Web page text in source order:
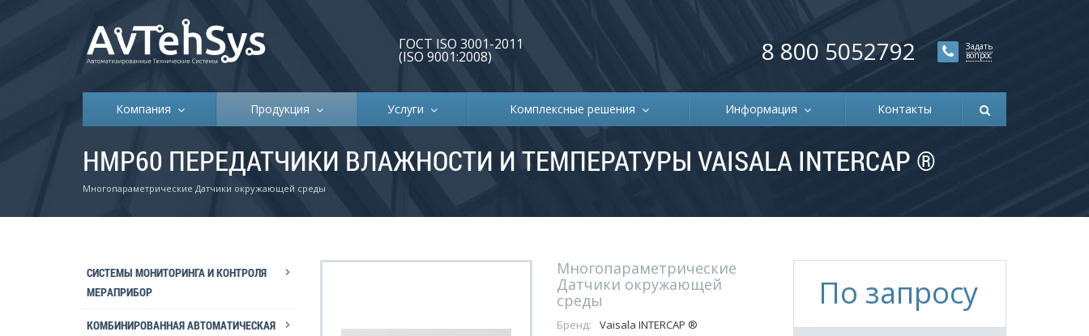
ГОСТ ISO 3001-2011
(ISO 9001:2008)
Задать
вопрос
8 800 5052792
Компания Продукция Услуги Комплексные решения Информация Контакты
HMP60 ПЕРЕДАТЧИКИ ВЛАЖНОСТИ И ТЕМПЕРАТУРЫ VAISALA INTERCAP ®
Многопараметрические Датчики окружающей среды
СИСТЕМЫ МОНИТОРИНГА И КОНТРОЛЯ
МЕРАПРИБОР
КОМБИНИРОВАННАЯ АВТОМАТИЧЕСКАЯ
Многопараметрические
Датчики окружающей
среды
Бренд: Vaisala INTERCAP ®
По запросу